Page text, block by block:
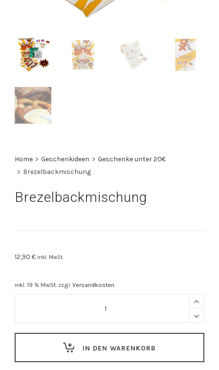
Home > Geschenkideen > Geschenke unter 20€
> Brezelbackmischung
Brezelbackmischung
12,90 € inkl. MwSt.
inkl. 19 % MwSt. zzgl. Versandkosten
IN DEN WARENKORB